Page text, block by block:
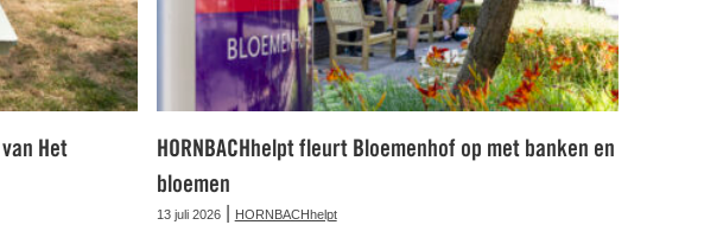
Het
HORNBACHhelpt fleurt Bloemenhof op met banken en
bloemen
13 juli 2026| HORNBACHhelpt